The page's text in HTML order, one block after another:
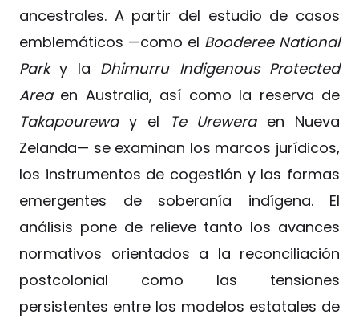
ancestrales. A partir del estudio de casos
emblemáticos —como el Booderee National
Parky la Dhimurru Indigenous Protected
Areaen Australia, así como la reserva de
Takapoureway el Te Ureweraen Nueva
Zelanda— se examinan los marcos jurídicos,
los instrumentos de cogestión y las formas
emergentes de soberanía indígena. El
análisis pone de relieve tanto los avances
normativos orientados a la reconciliación
postcolonial como las tensiones
persistentes entre los modelos estatales de